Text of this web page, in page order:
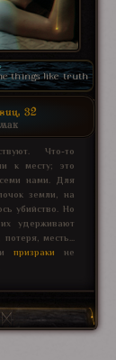
things like truth
32
Что-то
к месту; это
нами. Для
земли, на
убийство. Но
удерживают
месть...
призраки не